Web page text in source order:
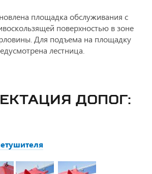
площадка обслуживания с
поверхностью в зоне
Для подъема на площадку
лестница.
ДОПОГ: